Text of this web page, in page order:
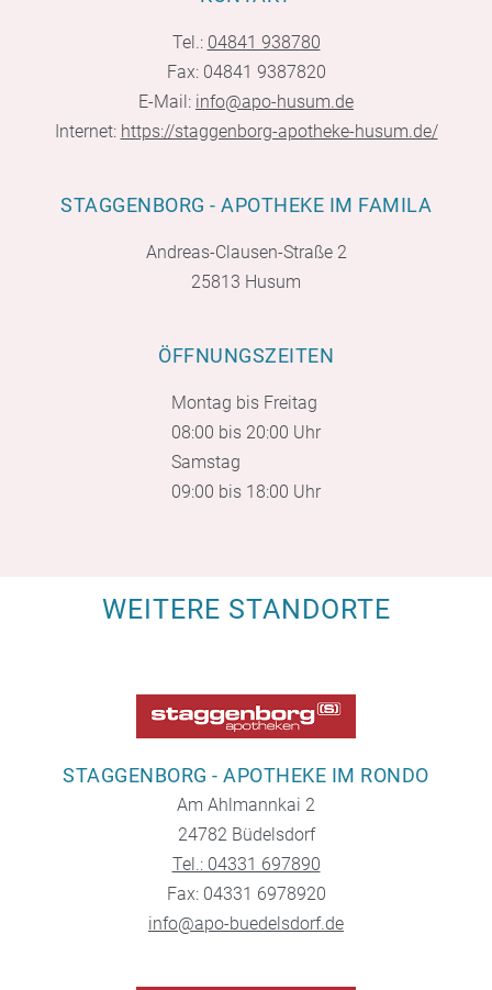
Tel.: 04841 938780
Fax: 04841 9387820
E-Mail: info@apo-husum.de
Internet: https://staggenborg-apotheke-husum.de/
STAGGENBORG - APOTHEKE IM FAMILA
Andreas-Clausen-Straße 2
25813 Husum
ÖFFNUNGSZEITEN
Montag bis Freitag
08:00 bis 20:00 Uhr
Samstag
09:00 bis 18:00 Uhr
WEITERE STANDORTE
STAGGENBORG - APOTHEKE IM RONDO
Am Ahlmannkai 2
24782 Büdelsdorf
Tel.: 04331 697890
Fax: 04331 6978920
info@apo-buedelsdorf.de